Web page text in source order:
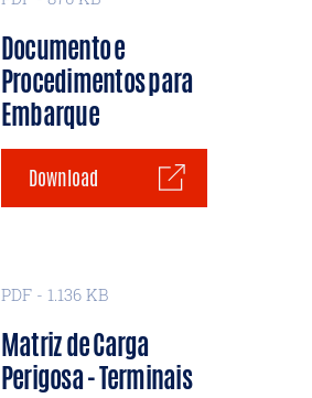
Documento e
Procedimentos para
Embarque
Download
PDF - 1.136 KB
Matriz de Carga
Perigosa - Terminais